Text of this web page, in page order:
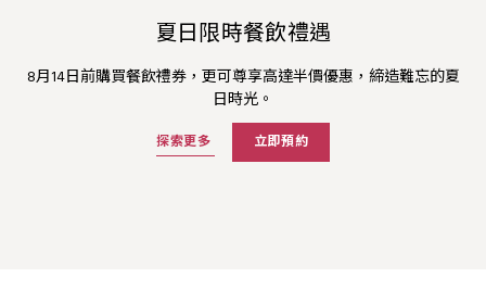
夏日暢享
官網預訂可享高達75折的含早餐房價及夏季主題菜單港幣118 元餐
探索更多 立即預訂
夏日限時餐飲禮遇
8月14日前購買餐飲禮券，更可尊享高達半價優惠，締造難忘的夏
日時光。
探索更多 立即預約
火焰鐵板燒盛宴
SAVVY 逢周日至周二呈獻充滿儀式感的鐵板燒魅力，香氣四溢，
餘味悠長。
探索更多 立即預約
亞洲·燒烤 | 全日饗宴
味蕾縱橫精緻亞洲與火烤美饌之間——每道佳餚皆富靈巧心思，盡
得極致享受。
探索更多 立即預約
SAVVY時尚閃亮婚宴
SAVVY設計現代型格，展現動感風尚，團隊籌劃專業靈巧，賦予婚
宴全新定義 — 不論是婚前/單身派對或舉辦雞尾酒婚禮，均瀰漫獨
特酷炫的品味說愛，回憶每刻閃爍雋永！
探索更多
三倍「亞洲萬里通」里數
預訂馬哥孛羅酒店「夏日暢享」套餐即享三倍「亞洲萬里通」里數
探索更多 立即預訂